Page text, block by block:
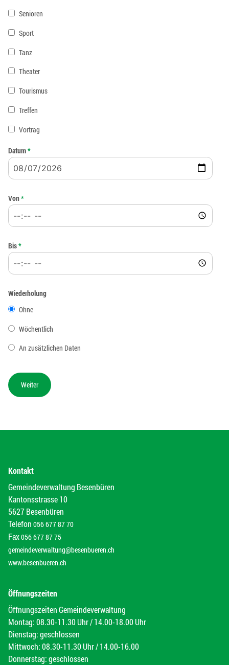
Senioren
Sport
Tanz
Theater
Tourismus
Treffen
Vortrag
Datum*
Von*
Bis*
Wiederholung
Ohne
Wöchentlich
An zusätzlichen Daten
Kontakt
Gemeindeverwaltung Besenbüren
Kantonsstrasse 10
5627 Besenbüren
Telefon 056 677 87 70
Fax056 677 87 75
gemeindeverwaltung@besenbueren.ch
www.besenbueren.ch
Öffnungszeiten
Öffnungszeiten Gemeindeverwaltung
Montag: 08.30-11.30 Uhr / 14.00-18.00 Uhr
Dienstag: geschlossen
Mittwoch: 08.30-11.30 Uhr / 14.00-16.00
Donnerstag: geschlossen